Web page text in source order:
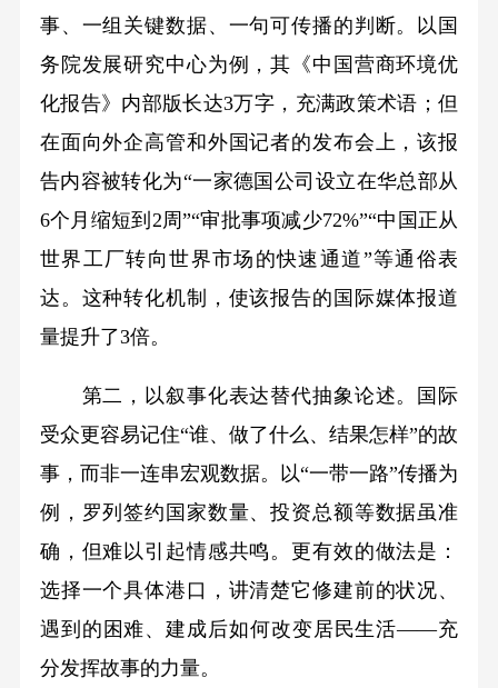
事、一组关键数据、一句可传播的判断。以国
务院发展研究中心为例，其《中国营商环境优
化报告》内部版长达3万字，充满政策术语；但
在面向外企高管和外国记者的发布会上，该报
告内容被转化为“一家德国公司设立在华总部从
6个月缩短到2周”“审批事项减少72%”“中国正从
世界工厂转向世界市场的快速通道”等通俗表
达。这种转化机制，使该报告的国际媒体报道
量提升了3倍。
第二，以叙事化表达替代抽象论述。国际
受众更容易记住“谁、做了什么、结果怎样”的故
事，而非一连串宏观数据。以“一带一路”传播为
例，罗列签约国家数量、投资总额等数据虽准
确，但难以引起情感共鸣。更有效的做法是：
选择一个具体港口，讲清楚它修建前的状况、
遇到的困难、建成后如何改变居民生活——充
分发挥故事的力量。